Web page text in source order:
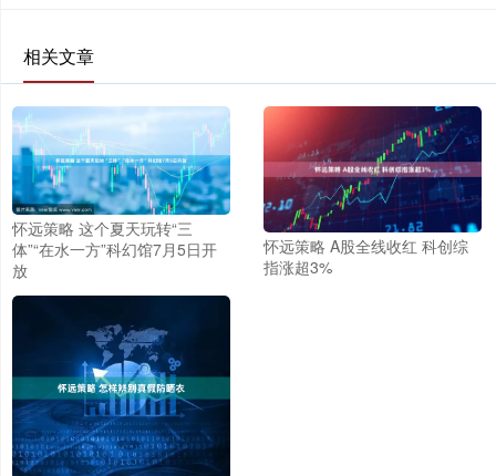
相关文章
怀远策略 这个夏天玩转“三
体”“在水一方”科幻馆7月5日开
放
怀远策略 A股全线收红 科创综
指涨超3%